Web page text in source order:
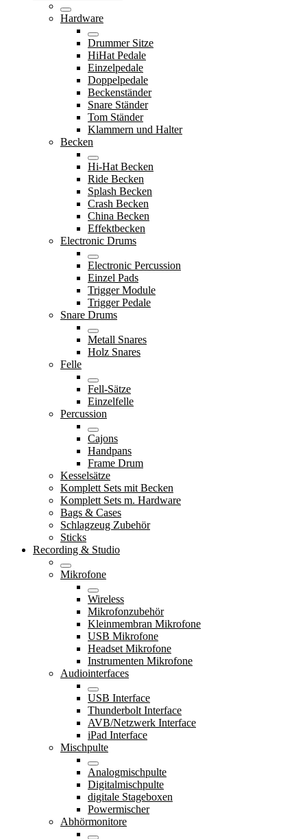
Hardware
Drummer Sitze
HiHat Pedale
Einzelpedale
Doppelpedale
Beckenständer
Snare Ständer
Tom Ständer
Klammern und Halter
Becken
Hi-Hat Becken
Ride Becken
Splash Becken
Crash Becken
China Becken
Effektbecken
Electronic Drums
Electronic Percussion
Einzel Pads
Trigger Module
Trigger Pedale
Snare Drums
Metall Snares
Holz Snares
Felle
Fell-Sätze
Einzelfelle
Percussion
Cajons
Handpans
Frame Drum
Kesselsätze
Komplett Sets mit Becken
Komplett Sets m. Hardware
Bags & Cases
Schlagzeug Zubehör
Sticks
Recording & Studio
Mikrofone
Wireless
Mikrofonzubehör
Kleinmembran Mikrofone
USB Mikrofone
Headset Mikrofone
Instrumenten Mikrofone
Audiointerfaces
USB Interface
Thunderbolt Interface
AVB/Netzwerk Interface
iPad Interface
Mischpulte
Analogmischpulte
Digitalmischpulte
digitale Stageboxen
Powermischer
Abhörmonitore